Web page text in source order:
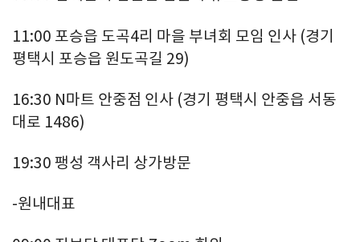
11:00 포승읍 도곡4리 마을 부녀회 모임 인사 (경기
평택시 포승읍 원도곡길 29)
16:30 N마트 안중점 인사 (경기 평택시 안중읍 서동
대로 1486)
19:30 팽성 객사리 상가방문
-원내대표